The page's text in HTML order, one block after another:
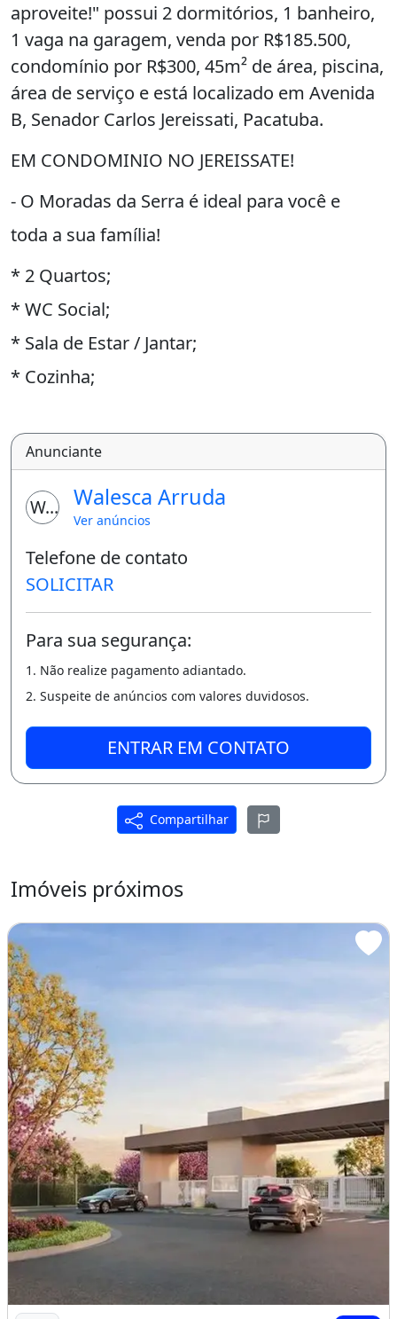
aproveite!" possui 2 dormitórios, 1 banheiro,
1 vaga na garagem, venda por R$185.500,
condomínio por R$300, 45m² de área, piscina,
área de serviço e está localizado em Avenida
B, Senador Carlos Jereissati, Pacatuba.
EM CONDOMINIO NO JEREISSATE!
- O Moradas da Serra é ideal para você e
toda a sua família!
* 2 Quartos;
* WC Social;
* Sala de Estar / Jantar;
* Cozinha;
* Quintal;
* 1 Vaga;
SEGURANÇA E
* Portaria com segurança 24hs;
* Piscina Adulta e Infantil;
* Salão de Festas;
* Área Fitness;
* Playground;
e Saldo da Entrada em Ate 60 meses ).
-
A
GENDE SUA VISITA: ( 8 5 ) 9 8 6 5 9 .1 0 0 0 / 9
8 6 2 2 .3 2 5 3
CRECI 15.160
_______________________________________________
__________________
:1LGS2AK
Piscina Varanda Área de serviço
Anunciante
WA Walesca Arruda
Ver anúncios
Telefone de contato
SOLICITAR
Para sua segurança:
1. Não realize pagamento adiantado.
2. Suspeite de anúncios com valores duvidosos.
ENTRAR EM CONTATO
Compartilhar
Imóveis próximos
Imagem: Casas em Condominio Fechado no Jereissate